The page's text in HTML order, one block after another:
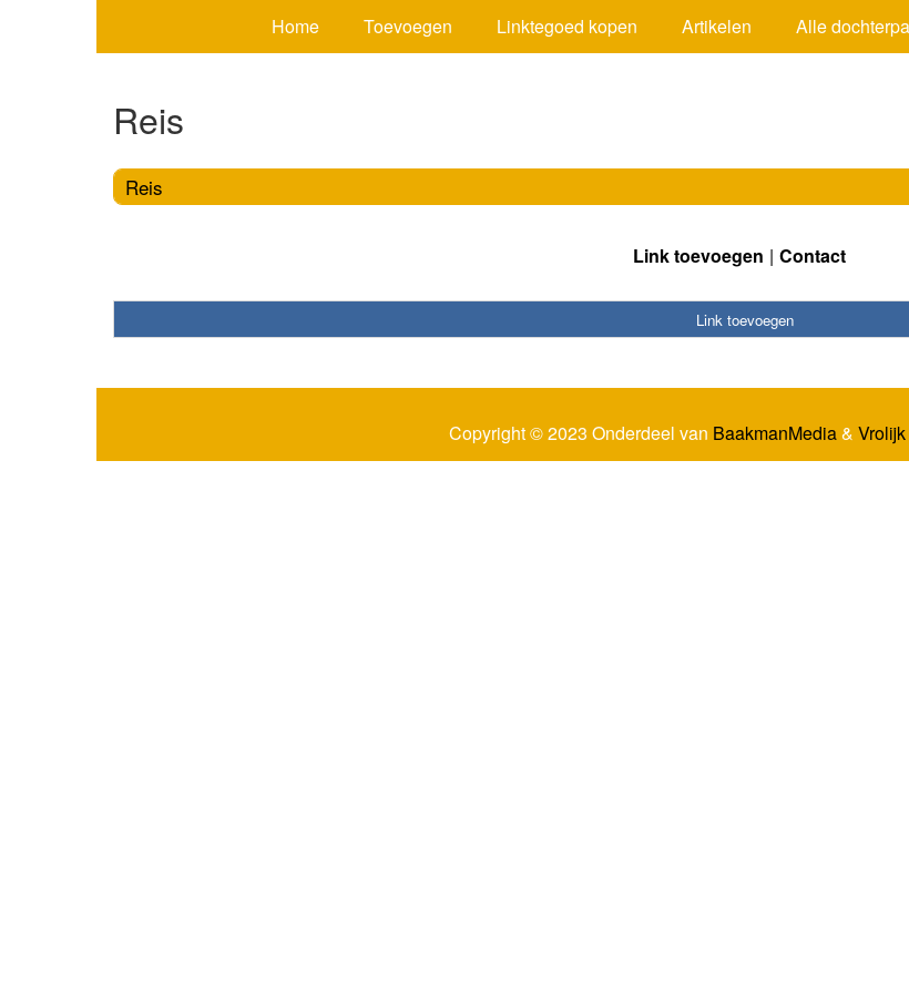
Home Toevoegen Linktegoed kopen Artikelen Alle
Reis
Reis
Link toevoegen Contact
Link toevoegen
Copyright © 2023 Onderdeel van BaakmanMedia&